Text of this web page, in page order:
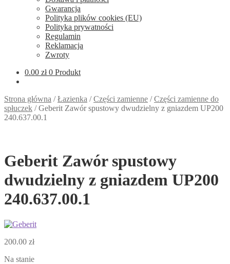
Gwarancja
Polityka plików cookies (EU)
Polityka prywatności
Regulamin
Reklamacja
Zwroty
0.00 zł 0 Produkt
Strona główna /Łazienka /Części zamienne /Części zamienne do
spłuczek /Geberit Zawór spustowy dwudzielny z gniazdem UP200
240.637.00.1
Geberit Zawór spustowy
dwudzielny z gniazdem UP200
240.637.00.1
200.00 zł
Na stanie